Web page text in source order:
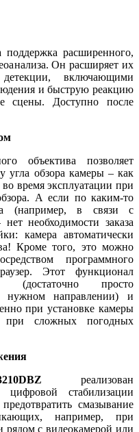
расширенного,
Он расширяет их
включающими
и быструю реакцию
сцены. Доступно после
объектива позволяет
угла обзора камеры – как
время эксплуатации при
А если по каким-то
(например, в связи с
необходимости заказа
камера автоматически
Кроме того, это можно
программного
Этот функционал
(достаточно просто
нужном направлении) и
при установке камеры
при сложных погодных
реализован
цифровой стабилизации
смазывание
например, при
с видеокамерой или